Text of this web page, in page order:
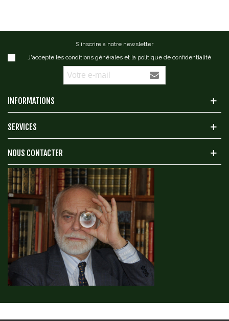
S'inscrire à notre newsletter
J'accepte les conditions générales et la politique de confidentialité
INFORMATIONS
SERVICES
NOUS CONTACTER